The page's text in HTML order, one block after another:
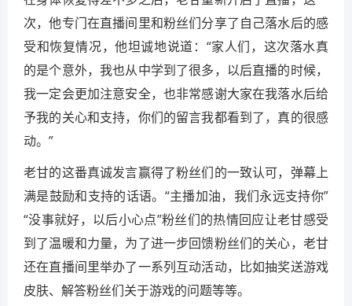
次，他专门在直播间里和粉丝们分享了自己落水后的感
受和恢复情况，他坦诚地说道：“家人们，这次落水真
的是个意外，我也从中学到了很多，以后直播的时候，
我一定会更加注意安全，也非常感谢大家在我落水后给
予我的关心和支持，你们的留言我都看到了，真的很感
动。”
老甘的这番真诚发言赢得了粉丝们的一致认可，弹幕上
满是鼓励和支持的话语。“主播加油，我们永远支持你”
“没事就好，以后小心点”粉丝们的热情回应让老甘感受
到了温暖和力量，为了进一步回馈粉丝们的关心，老甘
还在直播间里举办了一系列互动活动，比如抽奖送游戏
皮肤、解答粉丝们关于游戏的问题等等。